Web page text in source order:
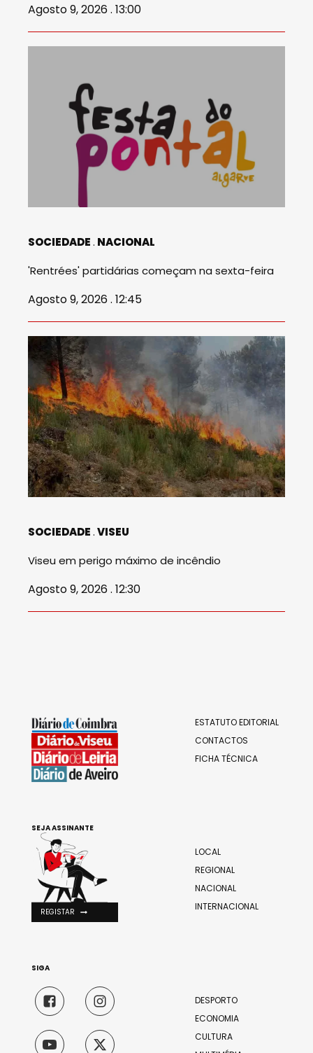
Agosto 9, 2026 . 13:00
SOCIEDADE NACIONAL
'Rentrées' partidárias começam na sexta-feira
Agosto 9, 2026 . 12:45
SOCIEDADE VISEU
Viseu em perigo máximo de incêndio
Agosto 9, 2026 . 12:30
ESTATUTO EDITORIAL
CONTACTOS
FICHA TÉCNICA
LOCAL
REGIONAL
NACIONAL
INTERNACIONAL
DESPORTO
ECONOMIA
CULTURA
SEJA ASSINANTE
REGISTAR
SIGA